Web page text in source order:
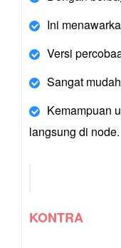
Ini
Versi
Sangat
Kemampuan
langsung di node.
KONTRA